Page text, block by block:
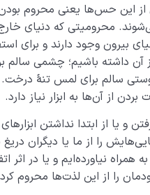
این حس‌­ها یعنی محروم بودن
محرومیتی که دنیای
بیرون وجود دارند و برای
آن داشته باشیم؛ چشمی سالم
سالم برای لمس تنۀ درخت.
از آن‌ها به ابزار نیاز دارد.
و یا از ابتدا نداشتن
را از ما یا دیگران
همراه نیاورده‌ایم و یا در
را از این لذت‌ها محروم